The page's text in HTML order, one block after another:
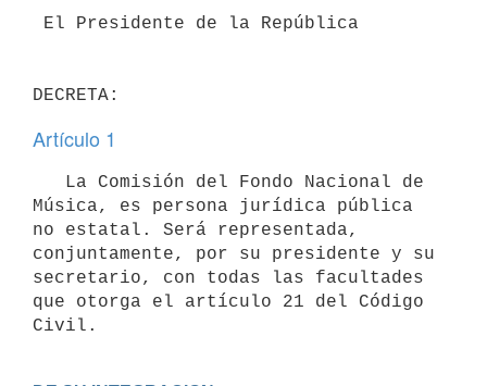
Artículo 1
Música, es persona jurídica pública
no estatal. Será representada,
conjuntamente, por su presidente y su
secretario, con todas las facultades
que otorga el artículo 21 del Código